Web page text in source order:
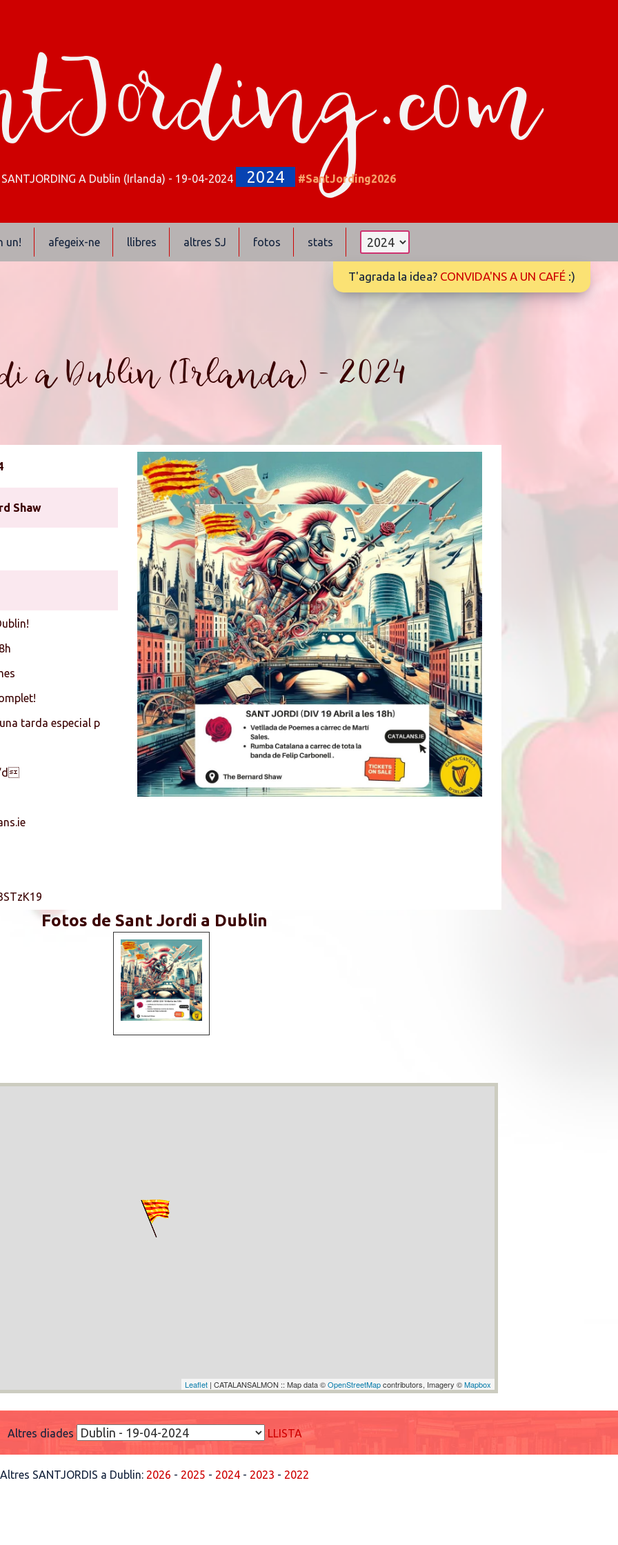
SANTJORDING A Dublin (Irlanda) - 19-04-2024 2024 #SantJording2026
un! afegeix-ne llibres altres SJ fotos stats
T'agrada la idea? CONVIDA'NS A UN CAFÉ :)
a Dublin (Irlanda) - 2024
Shaw
tarda especial p
Fotos de Sant Jordi a Dublin
Leaflet| CATALANSALMON :: Map data ©OpenStreetMapcontributors, Imagery ©Mapbox
Altres diades LLISTA
Altres SANTJORDIS a Dublin: 2026 - 2025 - 2024 - 2023 - 2022